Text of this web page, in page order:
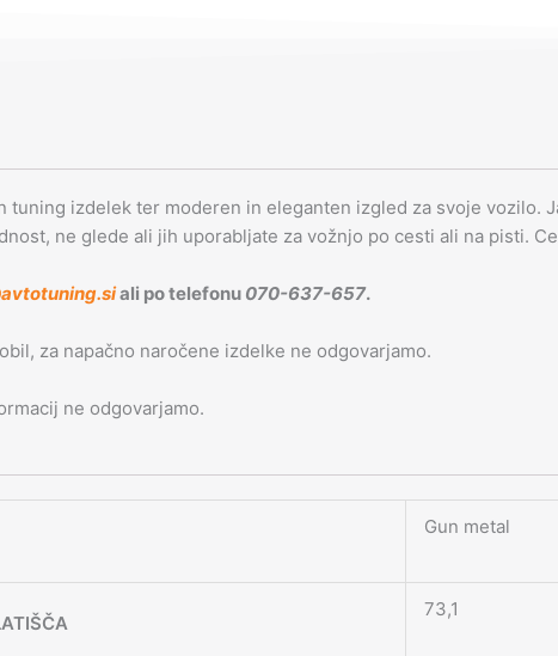
izdelek ter moderen in eleganten izgled za svoje vozilo.
ne glede ali jih uporabljate za vožnjo po cesti ali na pisti.
ali po telefonu 070-637-657.
za napačno naročene izdelke ne odgovarjamo.
ne odgovarjamo.
Gun metal
73,1